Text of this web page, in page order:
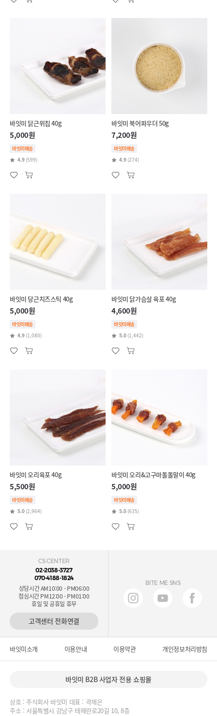
바잇미 닭근위칩 40g
5,000원
바잇미배송
4.9 (599)
바잇미 북어파우더 50g
7,200원
바잇미배송
4.9 (274)
바잇미 당근치즈스틱 40g
5,000원
바잇미배송
4.9 (1,080)
바잇미 닭가슴살 육포 40g
4,600원
바잇미배송
5.0 (1,442)
바잇미 오리육포 40g
5,500원
바잇미배송
5.0 (2,964)
바잇미 오리&고구마돌돌말이 40g
5,000원
바잇미배송
5.0 (635)
CS CENTER
02-2038-3727
070-4188-1824
상담시간 AM10:00 - PM06:00
점심시간 PM12:00 - PM01:00
휴일 및 공휴일 휴무
고객센터 전화연결
BITE ME SNS
바잇미소개 이용안내 이용약관 개인정보처리방침
바잇미 B2B 사업자 전용 쇼핑몰
상호 : 주식회사 바잇미 대표 : 곽재은
주소 : 서울특별시 강남구 테헤란로20길 10, 8층